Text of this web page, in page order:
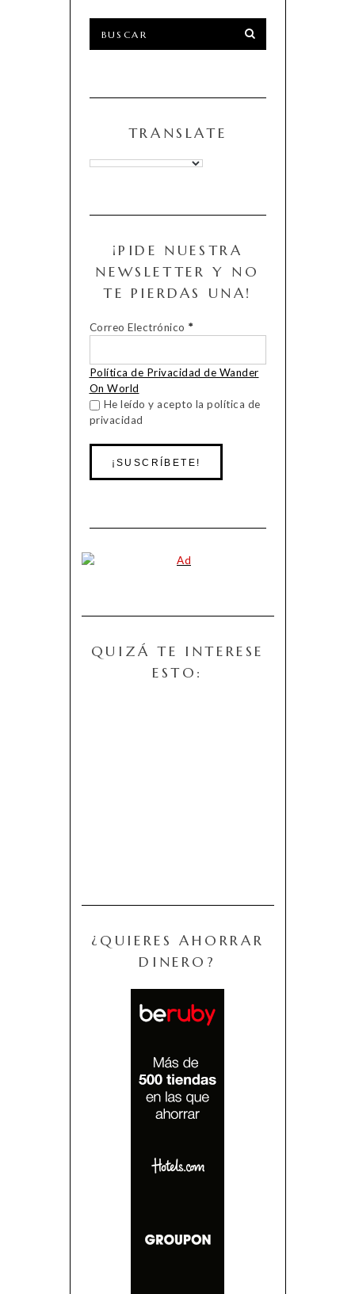
TRANSLATE
¡PIDE NUESTRA
NEWSLETTER Y NO
TE PIERDAS UNA!
Correo Electrónico *
Política de Privacidad de Wander
On World
He leído y acepto la política de
privacidad
QUIZÁ TE INTERESE
ESTO:
¿QUIERES AHORRAR
DINERO?